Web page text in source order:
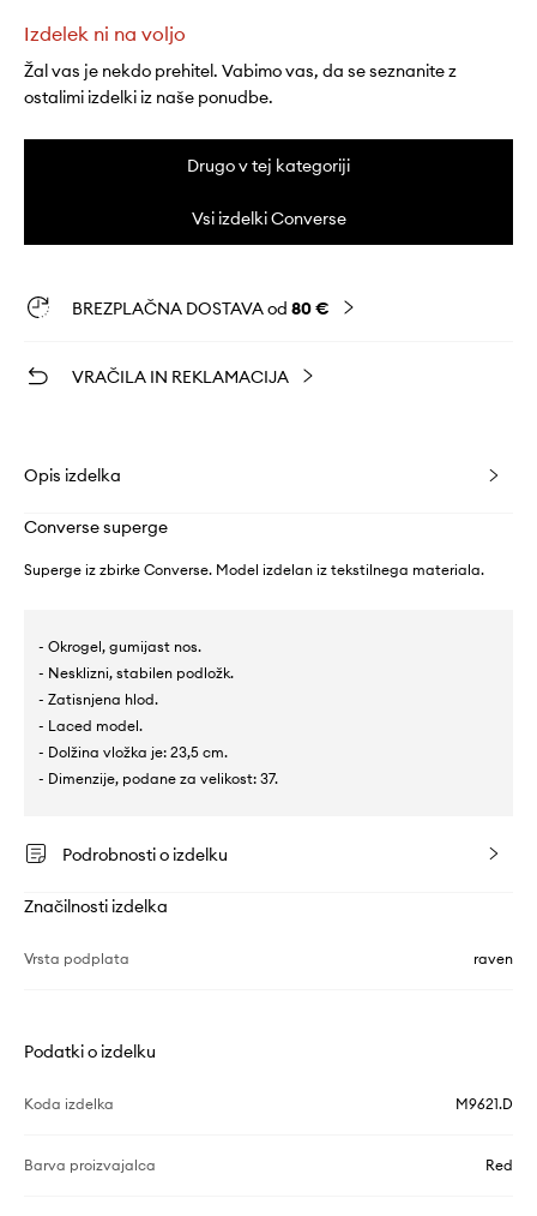
Izdelek ni na voljo
Žal vas je nekdo prehitel. Vabimo vas, da se seznanite z
ostalimi izdelki iz naše ponudbe.
Drugo v tej kategoriji
Vsi izdelki Converse
BREZPLAČNA DOSTAVA od 80 €
VRAČILA IN REKLAMACIJA
Opis izdelka
Converse superge
Superge iz zbirke Converse. Model izdelan iz tekstilnega materiala.
- Okrogel, gumijast nos.
- Nesklizni, stabilen podložk.
- Zatisnjena hlod.
- Laced model.
- Dolžina vložka je: 23,5 cm.
- Dimenzije, podane za velikost: 37.
Podrobnosti o izdelku
Značilnosti izdelka
Vrsta podplata raven
Podatki o izdelku
Koda izdelka M9621.D
Barva proizvajalca Red